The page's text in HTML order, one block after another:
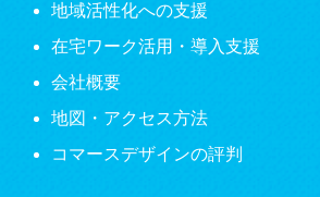
地域活性化への支援
在宅ワーク活用・導入支援
会社概要
地図・アクセス方法
コマースデザインの評判